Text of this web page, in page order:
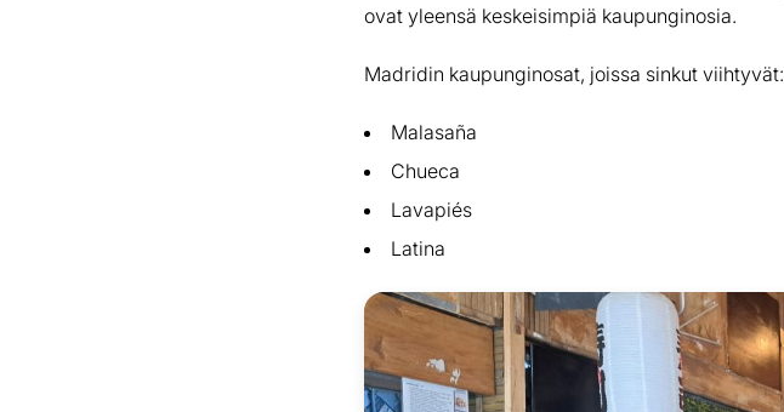
ovat yleensä keskeisimpiä kaupunginosia.
Madridin kaupunginosat, joissa sinkut viihtyvät:
Malasaña
Chueca
Lavapiés
Latina